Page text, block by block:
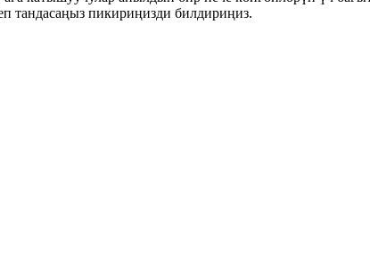
тандасаңыз пикириңизди билдириңиз.